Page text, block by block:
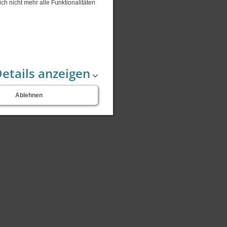
nicht mehr alle Funktionalitäten
anzeigen
Ablehnen